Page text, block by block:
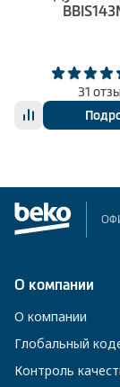
31
О компании
О компании
Глобальный
Контроль